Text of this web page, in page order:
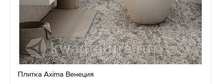
Плитка Axima Венеция